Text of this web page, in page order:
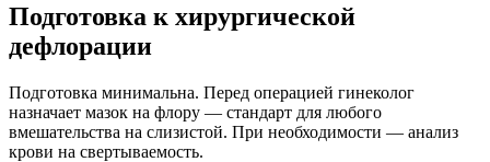
Подготовка к хирургической
дефлорации
Подготовка минимальна. Перед операцией гинеколог
назначает мазок на флору — стандарт для любого
вмешательства на слизистой. При необходимости — анализ
крови на свертываемость.